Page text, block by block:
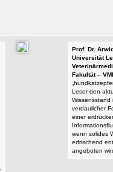
Prof. Dr.
Universität
Fakultät –
Leser den
Wissensstand
verdaulicher
einer
wenn solides
erfrischend
angeboten